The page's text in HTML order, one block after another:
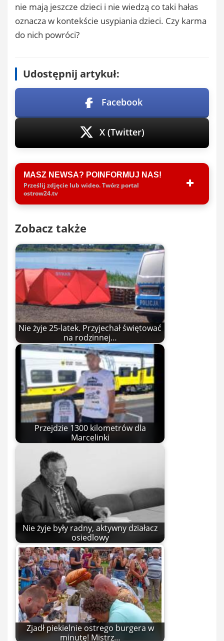
nie mają jeszcze dzieci i nie wiedzą co taki hałas
oznacza w kontekście usypiania dzieci. Czy karma
do nich powróci?
Udostępnij artykuł:
Facebook
X (Twitter)
MASZ NEWSA? POINFORMUJ NAS!
Prześlij zdjęcie lub wideo. Twórz portal
ostrow24.tv
Zobacz także
Nie żyje 25-latek. Przyjechał świętować
na rodzinnej…
Przejdzie 1300 kilometrów dla
Marcelinki
Nie żyje były radny, aktywny działacz
osiedlowy
Zjadł piekielnie ostrego burgera w
minutę! Mistrz…